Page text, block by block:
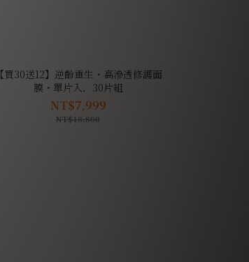
【買30送12】逆齡重生・高滲透修護面
膜・單片入．30片組
NT$7,999
NT$18,800